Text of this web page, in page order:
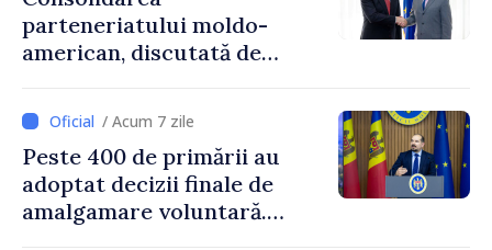
parteneriatului moldo-
american, discutată de
și însărcinatul cu afaceri al
SUA, Nick Pietrowicz
/ Acum 7 zile
Peste 400 de primării au
adoptat decizii finale de
amalgamare voluntară.